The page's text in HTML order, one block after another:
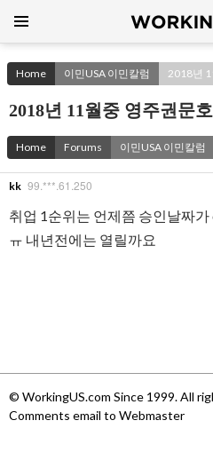
CONTENT
Home 이민USA 이민칼럼 2018년
2018년 11월중 영주권문호
Home Forums 이민USA 이민칼럼
kk 99.***.61.250
취업 1순위는 언제쯤 승인날짜
ㅠ 내년전에는 열릴까요
© WorkingUS.com Since 1999. All
Comments email to Webmaster